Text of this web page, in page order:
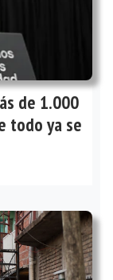
de 1.000
todo ya se